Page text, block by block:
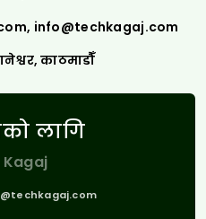
, info@techkagaj.com
काठमाडौँ
लागि
Kagaj